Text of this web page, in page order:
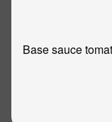
Base sauce